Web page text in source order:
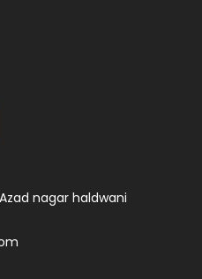
nagar haldwani